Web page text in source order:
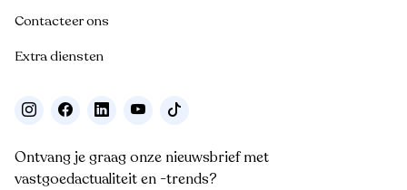
Contacteer ons
Extra diensten
Ontvang je graag onze nieuwsbrief met
vastgoedactualiteit en -trends?